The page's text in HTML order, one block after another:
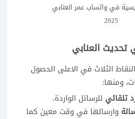
في واتساب عمر العنابي
2025
تحديث العنابي
الثلاث في الاعلى الحصول
ومنها:
تلقائي للرسائل الواردة.
وارسالها في وقت معين كما